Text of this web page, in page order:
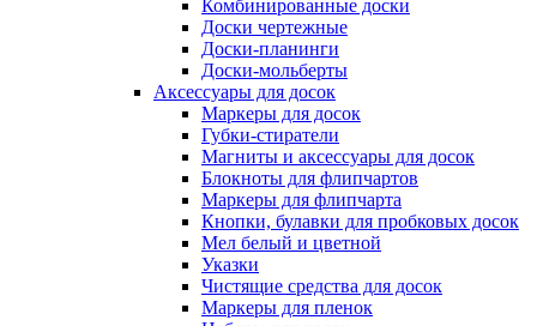
Комбинированные доски
Доски чертежные
Доски-планинги
Доски-мольберты
Аксессуары для досок
Маркеры для досок
Губки-стиратели
Магниты и аксессуары для досок
Блокноты для флипчартов
Маркеры для флипчарта
Кнопки, булавки для пробковых досок
Мел белый и цветной
Указки
Чистящие средства для досок
Маркеры для пленок